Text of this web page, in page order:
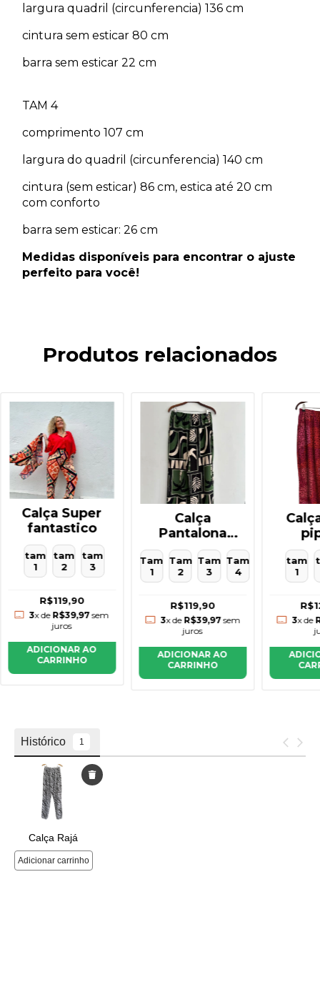
largura quadril (circunferencia) 136 cm
cintura sem esticar 80 cm
barra sem esticar 22 cm
TAM 4
comprimento 107 cm
largura do quadril (circunferencia) 140 cm
cintura (sem esticar) 86 cm, estica até 20 cm
com conforto
barra sem esticar: 26 cm
Medidas disponíveis para encontrar o ajuste
perfeito para você!
Produtos relacionados
Calça Super
fantastico
tam
1
tam
2
tam
3
R$119,90
3x de R$39,97sem
juros
ADICIONAR AO
CARRINHO
Calça
Pantalona
Caiçara
Tam
1
Tam
2
Tam
3
Tam
4
R$119,90
3x de R$39,97sem
juros
ADICIONAR AO
CARRINHO
tam
1
3x de